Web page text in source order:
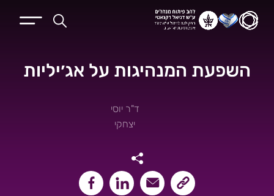
השפעת המנהיגות על אג׳יליות
ד"ר יוסי
יצחקי
שיתוף קישור העמוד
שיתוף במיילשיתוף בלינקאדיןשיתוף בפייסבוק